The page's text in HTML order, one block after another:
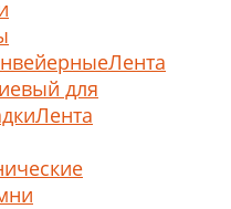
Лента
для
Лента